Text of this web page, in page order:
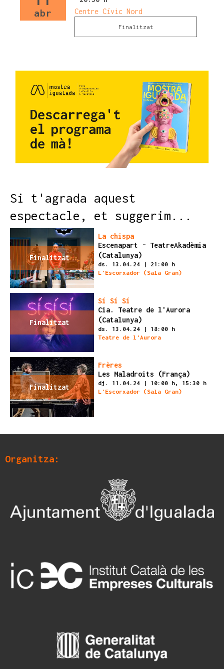
abr
Centre Cívic Nord
Finalitzat
Si t'agrada aquest
espectacle, et suggerim...
Finalitzat
La chispa
Escenapart - TeatreAkadèmia
(Catalunya)
ds. 13.04.24 | 21:00 h
L'Escorxador (Sala Gran)
Finalitzat
Sí Sí Sí
Cia. Teatre de l'Aurora
(Catalunya)
ds. 13.04.24 | 18:00 h
Teatre de l'Aurora
Finalitzat
Frères
Les Maladroits (França)
dj. 11.04.24 | 10:00 h,
15:30 h
L'Escorxador (Sala Gran)
Organitza: